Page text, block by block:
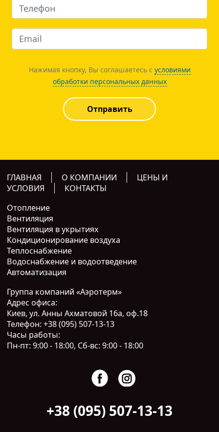
Нажимая кнопку, Вы соглашаетесь с условиями
обработки персональных данных
Отправить
ГЛАВНАЯ О КОМПАНИИ
ЦЕНЫ И
УСЛОВИЯ
КОНТАКТЫ
Отопление
Вентиляция
Вентиляция в укрытиях
Кондиционирование воздуха
Теплоснабжение
Водоснабжение и водоотведение
Автоматизация
Группа компаний «Аэротерм»
Адрес офиса:
Киев, ул. Анны Ахматовой 16а, оф.18
Телефон: +38 (095) 507-13-13
Часы работы:
Пн-пт: 9:00 - 18:00, Сб-вс: 9:00 - 18:00
+38 (095) 507-13-13